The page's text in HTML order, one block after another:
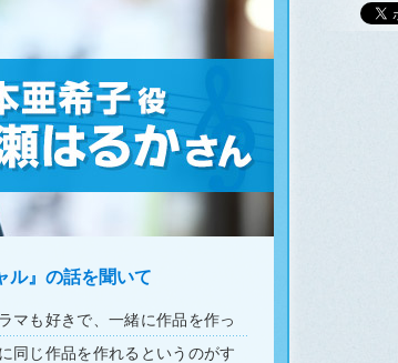
ル』の話を聞いて
マも好きで、一緒に作品を作っ
同じ作品を作れるというのがす